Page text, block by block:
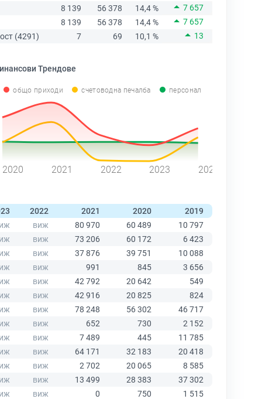
8 139
56 378 14,4 %
7 657
8 139
56 378 14,4 %
7 657
(4291)
7 69 10,1 % 13
Трендове
общо приходи счетоводна печалба персонал
2020 2021 2022 2023 2024
2022 2021 2020 2019